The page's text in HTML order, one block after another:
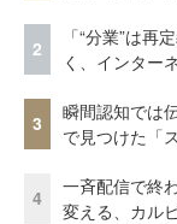
2
「“分業”は
く、インター
3
瞬間認知では
で見つけた「
4
一斉配信で終
変える、カル